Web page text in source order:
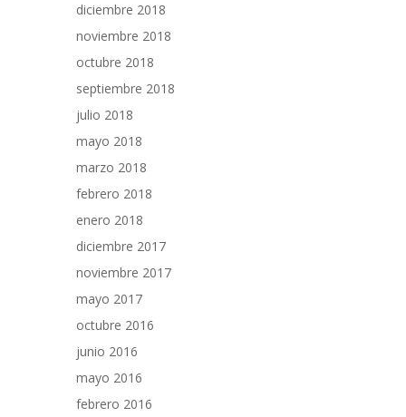
diciembre 2018
noviembre 2018
octubre 2018
septiembre 2018
julio 2018
mayo 2018
marzo 2018
febrero 2018
enero 2018
diciembre 2017
noviembre 2017
mayo 2017
octubre 2016
junio 2016
mayo 2016
febrero 2016